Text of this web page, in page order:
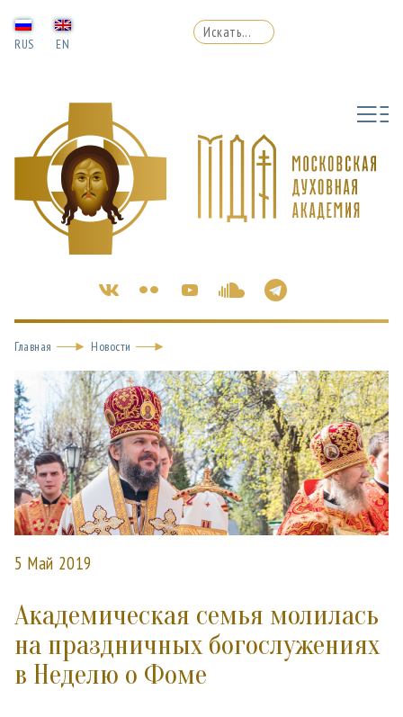
RUS EN
Главная Новости
5 Май 2019
Академическая семья молилась
на праздничных богослужениях
в Неделю о Фоме